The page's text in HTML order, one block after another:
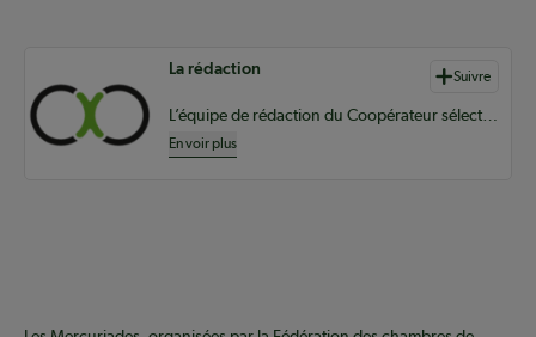
Auteurs de contenu
La rédaction Suivre
L’équipe de rédaction du Coopérateur sélectionne du contenu pertinent à vos informations coopératives à l’échelle provinciale, nationale et internationale.
En voir plus